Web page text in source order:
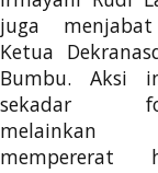
juga
Ketua
Bumbu. Aksi
sekadar
melainkan
mempererat